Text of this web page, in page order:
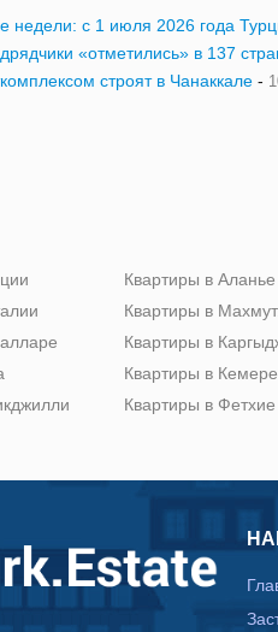
недели: с 1 июля 2026 года
«отметились» в 137
строят в Чанаккале -
Квартиры в Аланье
Квартиры в
Квартиры в
Квартиры в Кемере
Квартиры в Фетхие